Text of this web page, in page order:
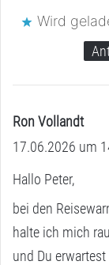
Wird
Ron Vollandts
a
:
17.06.2026 um
Hallo Peter,
bei den
halte ich mich
und Du